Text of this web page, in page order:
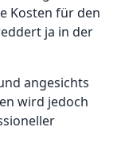
Kosten für den
ja in der
angesichts
wird jedoch